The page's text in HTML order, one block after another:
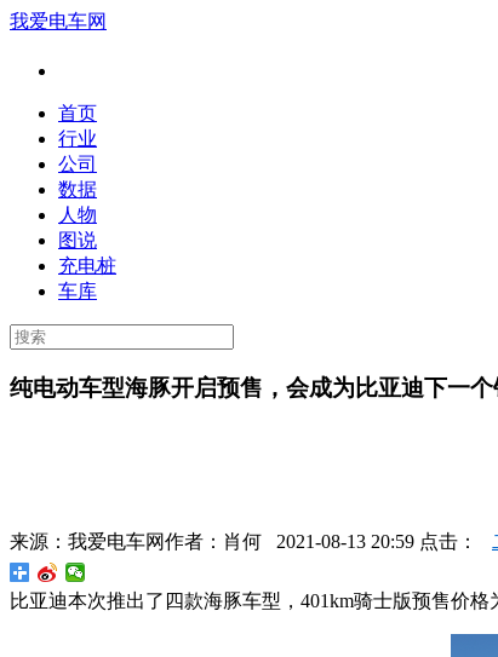
我爱电车网
首页
行业
公司
数据
人物
图说
充电桩
车库
纯电动车型海豚开启预售，会成为比亚迪下一个
来源： 我爱电车网作者： 肖何 2021-08-13 20:59 点击：
比亚迪本次推出了四款海豚车型，401km骑士版预售价格